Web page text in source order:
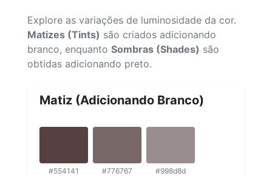
Explore as variações de luminosidade da cor.
Matizes (Tints) são criados adicionando
branco, enquanto Sombras (Shades) são
obtidas adicionando preto.
Matiz (Adicionando Branco)
#554141 #776767 #998d8d